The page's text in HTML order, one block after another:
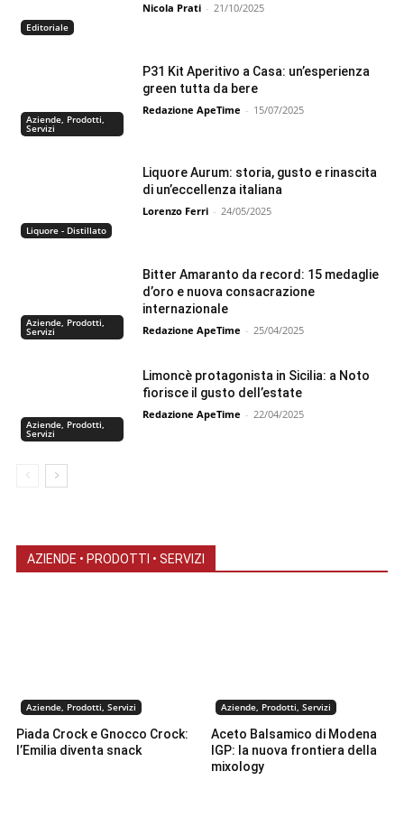
Editoriale
Nicola Prati - 21/10/2025
Aziende, Prodotti,
Servizi
P31 Kit Aperitivo a Casa: un’esperienza
green tutta da bere
Redazione ApeTime - 15/07/2025
Liquore - Distillato
Liquore Aurum: storia, gusto e rinascita
di un’eccellenza italiana
Lorenzo Ferri - 24/05/2025
Aziende, Prodotti,
Servizi
Bitter Amaranto da record: 15 medaglie
d’oro e nuova consacrazione
internazionale
Redazione ApeTime - 25/04/2025
Aziende, Prodotti,
Servizi
Limoncè protagonista in Sicilia: a Noto
fiorisce il gusto dell’estate
Redazione ApeTime - 22/04/2025
AZIENDE • PRODOTTI • SERVIZI
Aziende, Prodotti, Servizi
Piada Crock e Gnocco Crock:
l’Emilia diventa snack
Aziende, Prodotti, Servizi
Aceto Balsamico di Modena
IGP: la nuova frontiera della
mixology